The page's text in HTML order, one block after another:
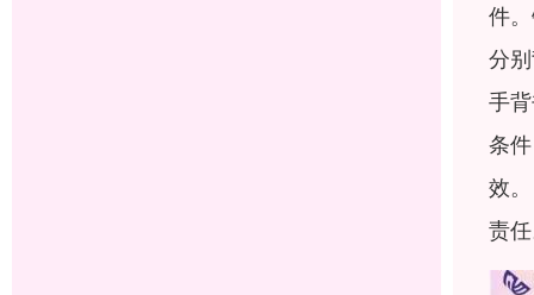
件
分
手
条
效
责